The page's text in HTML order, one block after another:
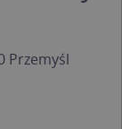
Przemyśl